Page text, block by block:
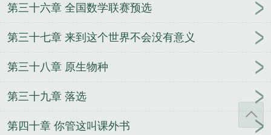
第三十六章 全国数学联赛预选
第三十七章 来到这个世界不会没有意义
第三十八章 原生物种
第三十九章 落选
第四十章 你管这叫课外书